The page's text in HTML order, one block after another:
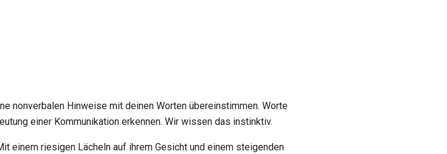
nonverbalen Hinweise mit deinen Worten übereinstimmen. Worte
einer Kommunikation erkennen. Wir wissen das instinktiv.
einem riesigen Lächeln auf ihrem Gesicht und einem steigenden